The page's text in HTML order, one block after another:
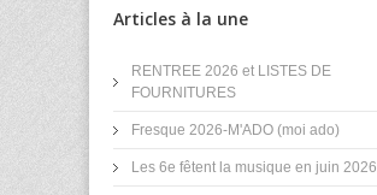
Articles à la une
RENTREE 2026 et LISTES DE
FOURNITURES
Fresque 2026-M'ADO (moi ado)
Les 6e fêtent la musique en juin 2026